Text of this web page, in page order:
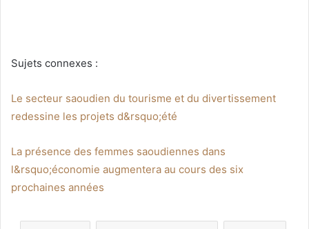
Sujets connexes :
Le secteur saoudien du tourisme et du divertissement
redessine les projets d&rsquo;été
La présence des femmes saoudiennes dans
l&rsquo;économie augmentera au cours des six
prochaines années